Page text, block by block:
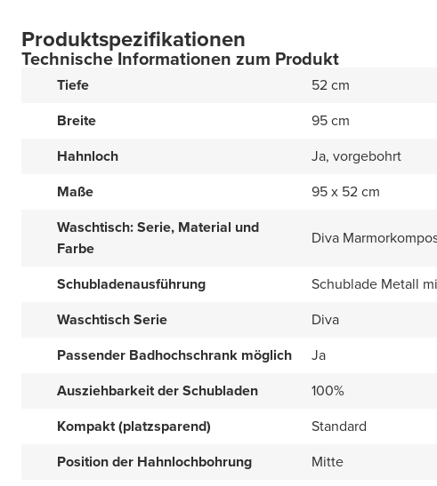
Produktspezifikationen
Technische Informationen zum Produkt
Tiefe
52 cm
Breite
95 cm
Hahnloch
Ja, vorgebohrt
Maße
95 x 52 cm
Waschtisch: Serie, Material und
Farbe
Diva
Schubladenausführung
Schublade Metall
Waschtisch Serie
Diva
Passender Badhochschrank möglich
Ja
Ausziehbarkeit der Schubladen
100%
Kompakt (platzsparend)
Standard
Position der Hahnlochbohrung
Mitte